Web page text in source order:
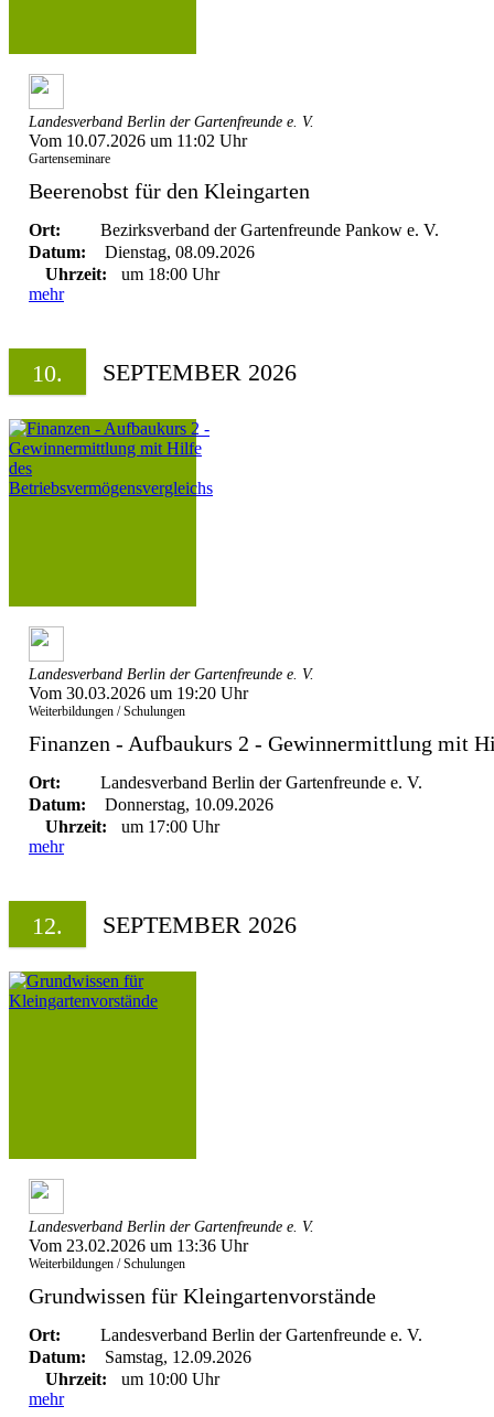
Landesverband Berlin der Gartenfreunde e. V.
Vom 10.07.2026 um 11:02 Uhr
Gartenseminare
Beerenobst für den Kleingarten
Ort:
Bezirksverband der Gartenfreunde Pankow e. V.
Datum:
Dienstag, 08.09.2026
Uhrzeit:
um 18:00 Uhr
mehr
10. SEPTEMBER 2026
Landesverband Berlin der Gartenfreunde e. V.
Vom 30.03.2026 um 19:20 Uhr
Weiterbildungen / Schulungen
Finanzen - Aufbaukurs 2 - Gewinnermittlung mit
Ort:
Landesverband Berlin der Gartenfreunde e. V.
Datum:
Donnerstag, 10.09.2026
Uhrzeit:
um 17:00 Uhr
mehr
12. SEPTEMBER 2026
Landesverband Berlin der Gartenfreunde e. V.
Vom 23.02.2026 um 13:36 Uhr
Weiterbildungen / Schulungen
Grundwissen für Kleingartenvorstände
Ort:
Landesverband Berlin der Gartenfreunde e. V.
Datum:
Samstag, 12.09.2026
Uhrzeit:
um 10:00 Uhr
mehr